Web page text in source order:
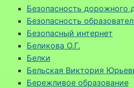
Безопасность дорожного
Безопасность
Безопасный интернет
Беликова О.Г.
Белки
Бельская Виктория
Бережливое образование